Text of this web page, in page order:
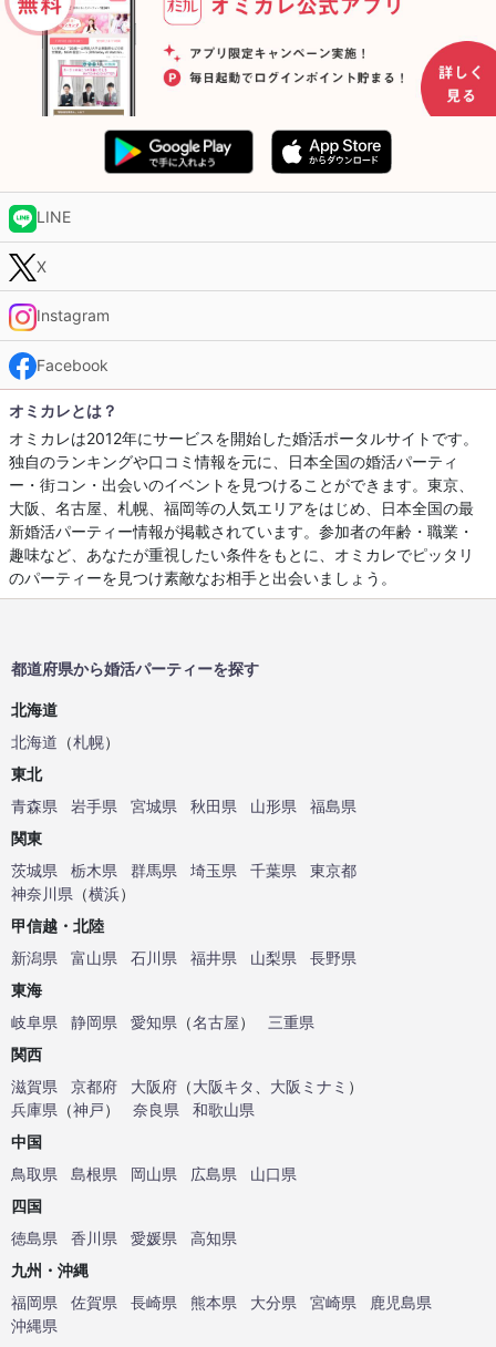
LINE
X
Instagram
Facebook
オミカレとは？
オミカレは2012年にサービスを開始した婚活ポータルサイトです。
独自のランキングや口コミ情報を元に、日本全国の婚活パーティ
ー・街コン・出会いのイベントを見つけることができます。東京、
大阪、名古屋、札幌、福岡等の人気エリアをはじめ、日本全国の最
新婚活パーティー情報が掲載されています。参加者の年齢・職業・
趣味など、あなたが重視したい条件をもとに、オミカレでピッタリ
のパーティーを見つけ素敵なお相手と出会いましょう。
都道府県から婚活パーティーを探す
北海道
北海道 （札幌）
東北
青森県
岩手県 宮城県 秋田県 山形県
福島県
関東
茨城県
栃木県 群馬県 埼玉県 千葉県
東京都
神奈川県 （横浜）
甲信越・北陸
新潟県
富山県 石川県 福井県 山梨県
長野県
東海
岐阜県
静岡県 愛知県 （名古屋）
三重県
関西
滋賀県
京都府 大阪府 （大阪キタ 大阪ミナミ ）
兵庫県 （神戸） 奈良県
和歌山県
中国
鳥取県
島根県 岡山県 広島県
山口県
四国
徳島県
香川県 愛媛県
高知県
九州・沖縄
福岡県
佐賀県 長崎県 熊本県 大分県 宮崎県
鹿児島県
沖縄県